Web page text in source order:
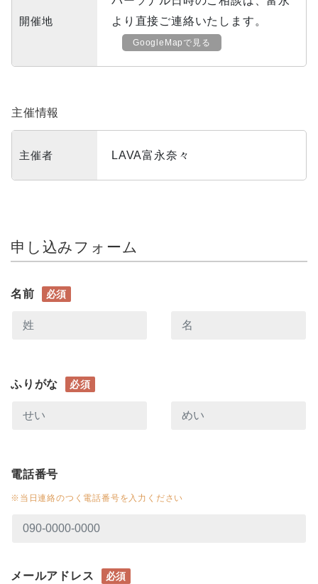
開催地
より直接ご連絡いたします。
GoogleMapで見る
主催情報
主催者 LAVA富永奈々
申し込みフォーム
名前 必須
ふりがな 必須
電話番号
※当日連絡のつく電話番号を入力ください
メールアドレス 必須